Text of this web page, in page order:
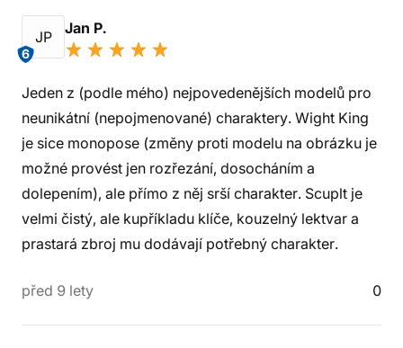
JP
6
Jan P.
Jeden z (podle mého) nejpovedenějších modelů pro
neunikátní (nepojmenované) charaktery. Wight King
je sice monopose (změny proti modelu na obrázku je
možné provést jen rozřezání, dosocháním a
dolepením), ale přímo z něj srší charakter. Scuplt je
velmi čistý, ale kupříkladu klíče, kouzelný lektvar a
prastará zbroj mu dodávají potřebný charakter.
před 9 lety 0